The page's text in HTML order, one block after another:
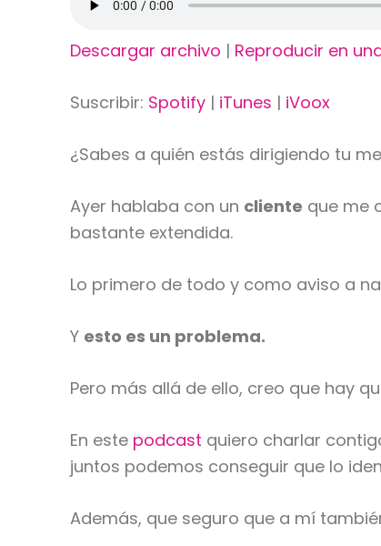
Descargar archivo | Reproducir en
Suscribir: Spotify | iTunes | iVoox
¿Sabes a quién estás dirigiendo tu
Ayer hablaba con un cliente que me
bastante extendida.
Lo primero de todo y como aviso a
Y esto es un problema.
Pero más allá de ello, creo que hay
En este podcast quiero charlar
juntos podemos conseguir que lo
Además, que seguro que a mí